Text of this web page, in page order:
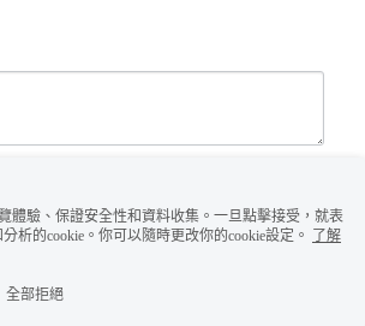
體驗、保證安全性和資料收集。一旦點擊接受，就表
析的cookie。你可以隨時更改你的cookie設定。
了解
全部拒絕